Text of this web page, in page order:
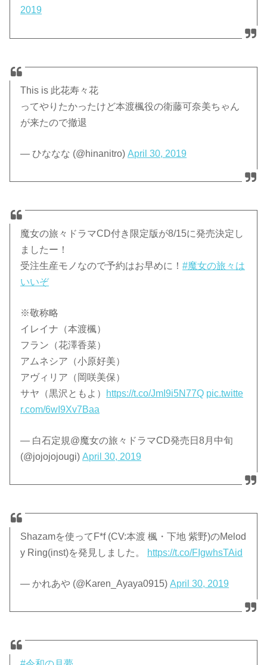
2019
This is 此花寿々花
ってやりたかったけど本渡楓役の衛藤可奈美ちゃん
が来たので撤退
— ひななな (@hinanitro)April 30, 2019
魔女の旅々ドラマCD付き限定版が8/15に発売決定し
ましたー！
受注生産モノなので予約はお早めに！#魔女の旅々は
いいぞ
※敬称略
イレイナ（本渡楓）
フラン（花澤香菜）
アムネシア（小原好美）
アヴィリア（岡咲美保）
サヤ（黒沢ともよ）
https://t.co/JmI9i5N77Q pic.twitte
r.com/6wI9Xv7Baa
— 白石定規@魔女の旅々ドラマCD発売日8月中旬
(@jojojojougi)April 30, 2019
Shazamを使ってF*f (CV:本渡 楓・下地 紫野)のMelod
y Ring(inst)を発見しました。
https://t.co/FIgwhsTAid
— かれあや (@Karen_Ayaya0915)April 30, 2019